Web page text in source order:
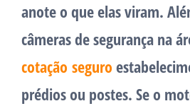
anote o que elas viram.
câmeras de segurança na
cotação seguro
prédios ou postes. Se o